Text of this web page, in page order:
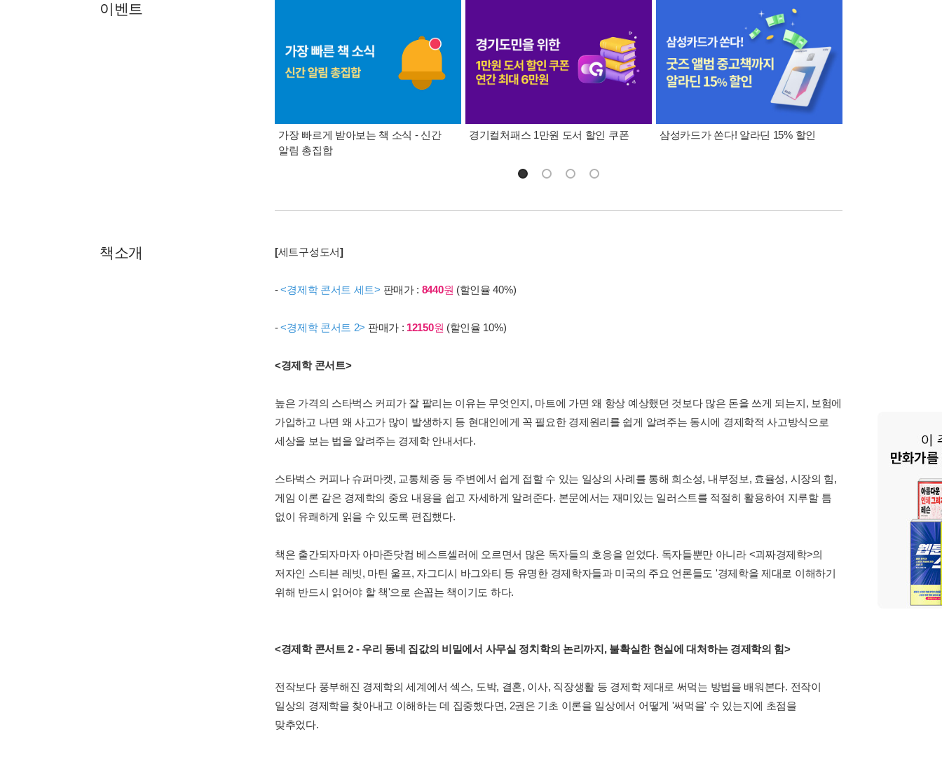
이벤트
가장 빠르게 받아보는 책 소식 - 신간
알림 총집합
경기컬처패스 1만원 도서 할인 쿠폰 삼성카드가 쏜다! 알라딘 15% 할인
책소개 [세트구성도서]
-<경제학 콘서트 세트> 판매가 : 8440원 (할인율 40%)
-<경제학 콘서트 2> 판매가 : 12150원 (할인율 10%)
<경제학 콘서트>
높은 가격의 스타벅스 커피가 잘 팔리는 이유는 무엇인지, 마트에 가면 왜 항상 예상했던 것보다 많은 돈을 쓰게 되는지, 보험에
가입하고 나면 왜 사고가 많이 발생하지 등 현대인에게 꼭 필요한 경제원리를 쉽게 알려주는 동시에 경제학적 사고방식으로
세상을 보는 법을 알려주는 경제학 안내서다.
스타벅스 커피나 슈퍼마켓, 교통체증 등 주변에서 쉽게 접할 수 있는 일상의 사례를 통해 희소성, 내부정보, 효율성, 시장의 힘,
게임 이론 같은 경제학의 중요 내용을 쉽고 자세하게 알려준다. 본문에서는 재미있는 일러스트를 적절히 활용하여 지루할 틈
없이 유쾌하게 읽을 수 있도록 편집했다.
책은 출간되자마자 아마존닷컴 베스트셀러에 오르면서 많은 독자들의 호응을 얻었다. 독자들뿐만 아니라 <괴짜경제학>의
저자인 스티븐 레빗, 마틴 울프, 자그디시 바그와티 등 유명한 경제학자들과 미국의 주요 언론들도 '경제학을 제대로 이해하기
위해 반드시 읽어야 할 책'으로 손꼽는 책이기도 하다.
<경제학 콘서트 2 - 우리 동네 집값의 비밀에서 사무실 정치학의 논리까지, 불확실한 현실에 대처하는 경제학의 힘>
전작보다 풍부해진 경제학의 세계에서 섹스, 도박, 결혼, 이사, 직장생활 등 경제학 제대로 써먹는 방법을 배워본다. 전작이
일상의 경제학을 찾아내고 이해하는 데 집중했다면, 2권은 기초 이론을 일상에서 어떻게 '써먹을' 수 있는지에 초점을
맞추었다.